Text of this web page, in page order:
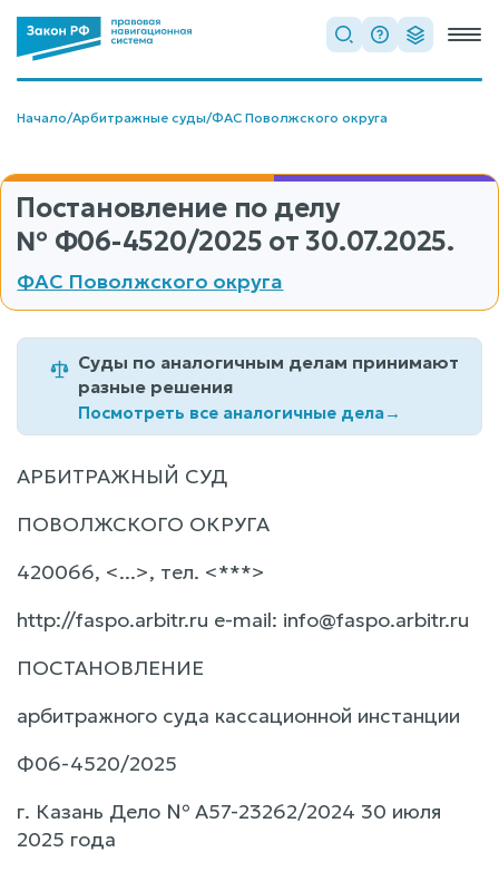
Начало/Арбитражные суды/ФАС Поволжского округа
Постановление по делу
№ Ф06-4520/2025 от 30.07.2025.
ФАС Поволжского округа
Суды по аналогичным делам принимают
разные решения
Посмотреть все аналогичные дела→
АРБИТРАЖНЫЙ СУД
ПОВОЛЖСКОГО ОКРУГА
420066, <...>, тел. <***>
http://faspo.arbitr.ru e-mail: info@faspo.arbitr.ru
ПОСТАНОВЛЕНИЕ
арбитражного суда кассационной инстанции
Ф06-4520/2025
г. Казань Дело № А57-23262/2024 30 июля
2025 года